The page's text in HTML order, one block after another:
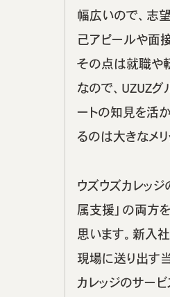
幅広いので、志
己アピールや面
その点は就職や
なので、UZUZ
ートの知見を活
るのは大きなメリ
ウズウズカレッジ
属支援」の両方
思います。新入
現場に送り出す
カレッジのサー